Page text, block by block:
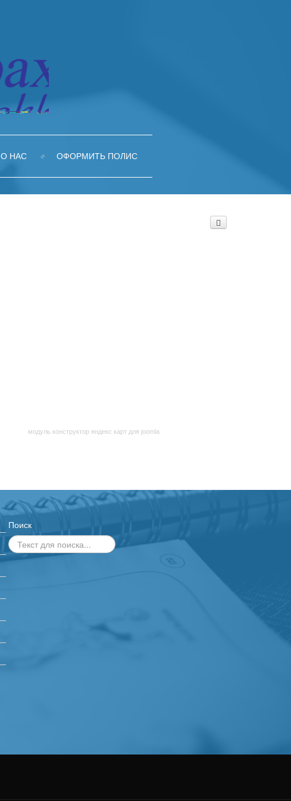
О НАС ОФОРМИТЬ ПОЛИС
модуль конструктор яндекс карт для joomla
Поиск